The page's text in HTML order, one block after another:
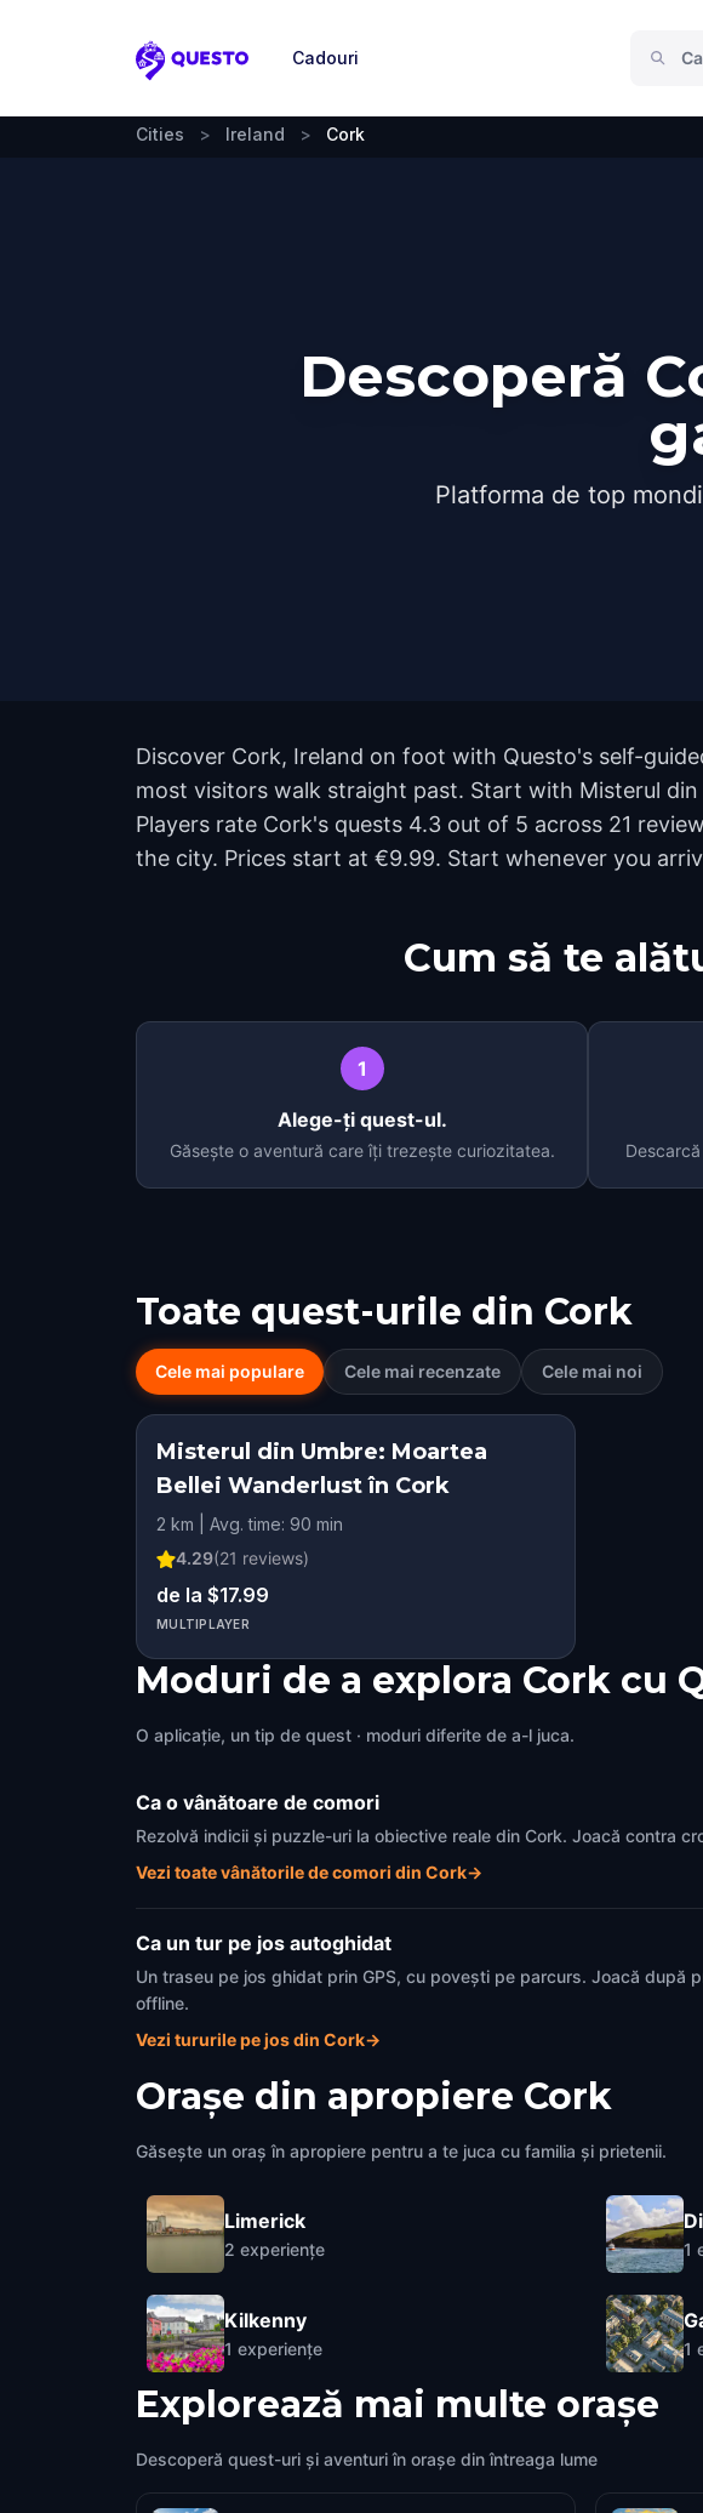
Questo
Cadouri
Cities > Ireland > Cork
Descoperă
Platforma de top
Discover Cork, Ireland on foot with Questo's self-
most visitors walk straight past. Start with Misterul
Players rate Cork's quests 4.3 out of 5 across 21
the city. Prices start at €9.99. Start whenever you
Cum să te
1
Alege-ți quest-ul.
Găsește o aventură care îți trezește curiozitatea.
Toate quest-urile din Cork
Cele mai populare Cele mai recenzate Cele mai noi
Misterul din Umbre: Moartea
Bellei Wanderlust în Cork
2 km | Avg. time: 90 min
4.29(21 reviews)
de la $17.99
MULTIPLAYER
Moduri de a explora Cork cu
O aplicație, un tip de quest · moduri diferite de a-l juca.
Ca o vânătoare de comori
Rezolvă indicii și puzzle-uri la obiective reale din Cork. Joacă contra
Vezi toate vânătorile de comori din Cork→
Ca un tur pe jos autoghidat
Un traseu pe jos ghidat prin GPS, cu povești pe parcurs. Joacă după
offline.
Vezi tururile pe jos din Cork→
Orașe din apropiere Cork
Găsește un oraș în apropiere pentru a te juca cu familia și prietenii.
Limerick
2 experiențe
Kilkenny
1 experiențe
1
1
Explorează mai multe orașe
Descoperă quest-uri și aventuri în orașe din întreaga lume